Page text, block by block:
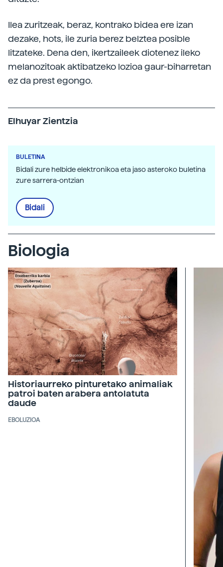
Ilea zuritzeak, beraz, kontrako bidea ere izan
dezake, hots, ile zuria berez belztea posible
litzateke. Dena den, ikertzaileek diotenez ileko
melanozitoak aktibatzeko lozioa gaur-biharretan
ez da prest egongo.
Elhuyar Zientzia
BULETINA
Bidali zure helbide elektronikoa eta jaso asteroko buletina
zure sarrera-ontzian
Bidali
Biologia
Historiaurreko pinturetako animaliak
patroi baten arabera antolatuta
daude
EBOLUZIOA